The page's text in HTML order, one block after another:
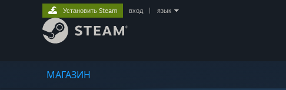
МАГАЗИН
Установить Steam вход язык